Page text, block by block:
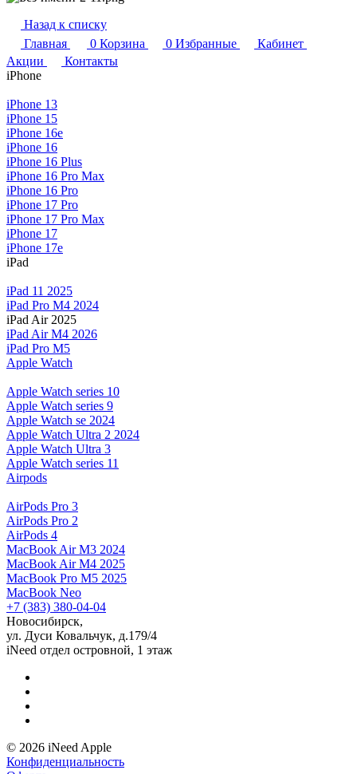
Назад к списку
Главная
0 Корзина 0 Избранные
Кабинет
Акции
Контакты
iPhone
iPhone 13
iPhone 15
iPhone 16e
iPhone 16
iPhone 16 Plus
iPhone 16 Pro Max
iPhone 16 Pro
iPhone 17 Pro
iPhone 17 Pro Max
iPhone 17
iPhone 17e
iPad
iPad 11 2025
iPad Pro M4 2024
iPad Air 2025
iPad Air M4 2026
iPad Pro M5
Apple Watch
Apple Watch series 10
Apple Watch series 9
Apple Watch se 2024
Apple Watch Ultra 2 2024
Apple Watch Ultra 3
Apple Watch series 11
Airpods
AirPods Pro 3
AirPods Pro 2
AirPods 4
MacBook Air M3 2024
MacBook Air M4 2025
MacBook Pro M5 2025
MacBook Neo
+7 (383) 380-04-04
Новосибирск,
ул. Дуси Ковальчук, д.179/4
iNeed отдел островной, 1 этаж
© 2026 iNeed Apple
Конфиденциальность